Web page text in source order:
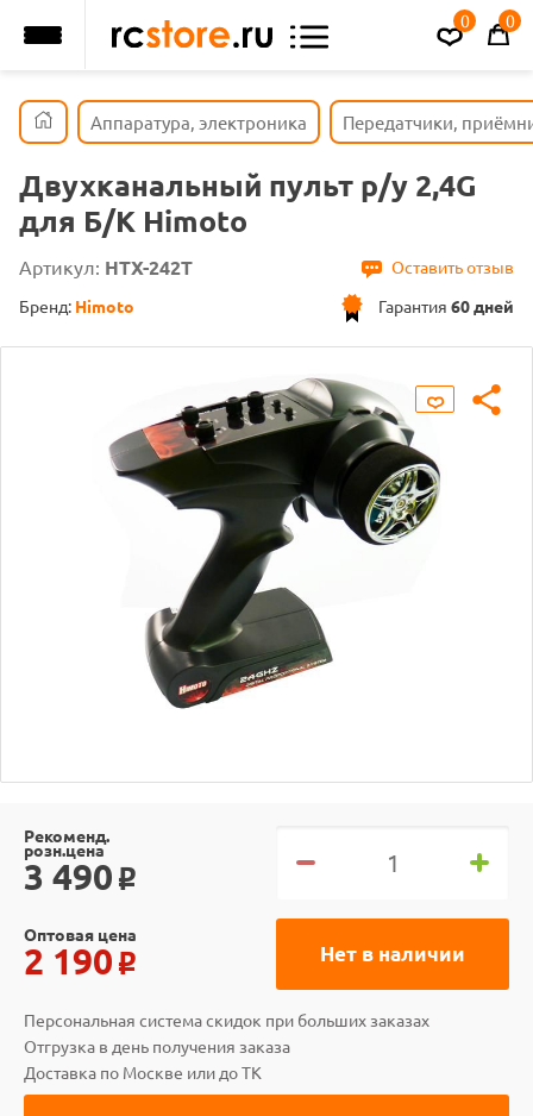
0 0
Аппаратура, электроника Передатчики,
Двухканальный пульт р/у 2,4G
для Б/К Himoto
Артикул: HTX-242T
Оставить отзыв
Гарантия 60 дней
Бренд: Himoto
Рекоменд.
розн.цена
3 490 o
Нет в наличии
Оптовая цена
2 190 o
Персональная система скидок при больших заказах
Отгрузка в день получения заказа
Доставка по Москве или до ТК